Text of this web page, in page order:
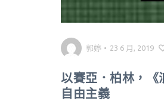
郭婷 • 23 6 月, 2019
以賽亞．柏林，《
自由主義